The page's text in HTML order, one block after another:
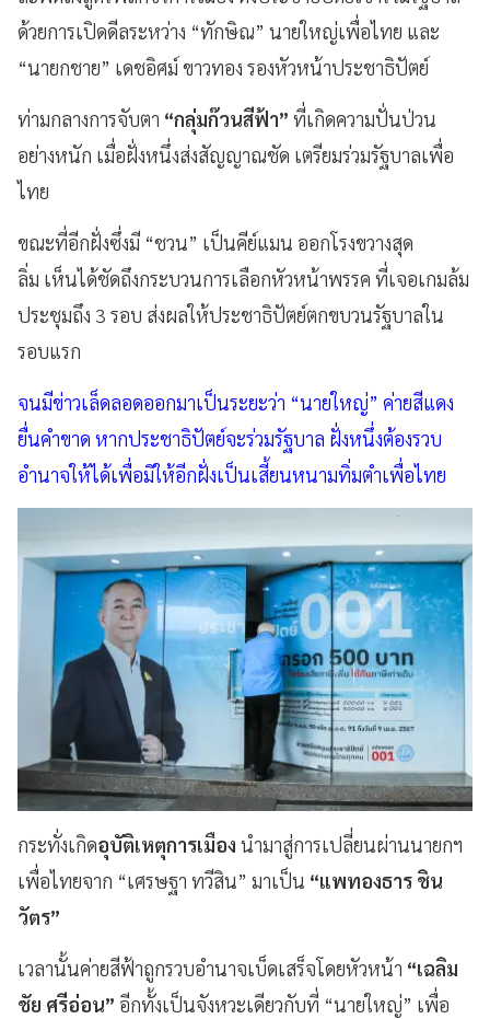
ด้วยการเปิดดีลระหว่าง “ทักษิณ” นายใหญ่เพื่อไทย และ
“นายกชาย” เดชอิศม์ ขาวทอง รองหัวหน้าประชาธิปัตย์
ท่ามกลางการจับตา “กลุ่มก๊วนสีฟ้า” ที่เกิดความปั่นป่วน
อย่างหนัก เมื่อฝั่งหนึ่งส่งสัญญาณชัด เตรียมร่วมรัฐบาลเพื่อ
ไทย
ขณะที่อีกฝั่งซึ่งมี “ชวน” เป็นคีย์แมน ออกโรงขวางสุด
ลิ่ม เห็นได้ชัดถึงกระบวนการเลือกหัวหน้าพรรค ที่เจอเกมล้ม
ประชุมถึง 3 รอบ ส่งผลให้ประชาธิปัตย์ตกขบวนรัฐบาลใน
รอบแรก
จนมีข่าวเล็ดลอดออกมาเป็นระยะว่า “นายใหญ่” ค่ายสีแดง
ยื่นคำขาด หากประชาธิปัตย์จะร่วมรัฐบาล ฝั่งหนึ่งต้องรวบ
อำนาจให้ได้เพื่อมิให้อีกฝั่งเป็นเสี้ยนหนามทิ่มตำเพื่อไทย
กระทั่งเกิดอุบัติเหตุการเมือง นำมาสู่การเปลี่ยนผ่านนายกฯ
เพื่อไทยจาก “เศรษฐา ทวีสิน” มาเป็น “แพทองธาร ชิน
วัตร”
เวลานั้นค่ายสีฟ้าถูกรวบอำนาจเบ็ดเสร็จโดยหัวหน้า “เฉลิม
ชัย ศรีอ่อน” อีกทั้งเป็นจังหวะเดียวกับที่ “นายใหญ่” เพื่อ